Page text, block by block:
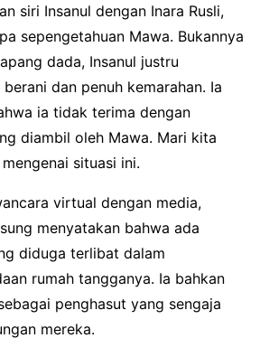
siri Insanul dengan Inara Rusli,
sepengetahuan Mawa. Bukannya
dada, Insanul justru
dan penuh kemarahan. Ia
ia tidak terima dengan
diambil oleh Mawa. Mari kita
situasi ini.
virtual dengan media,
menyatakan bahwa ada
diduga terlibat dalam
rumah tangganya. Ia bahkan
penghasut yang sengaja
mereka.